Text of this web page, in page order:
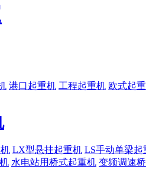
港口起重机 工程起重机 欧式起
LX型悬挂起重机 LS手动单梁起
水电站用桥式起重机 变频调速